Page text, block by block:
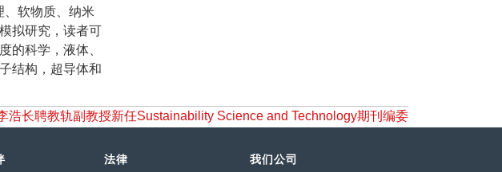
、软物质、纳米
拟研究，读者可
的科学，液体、
结构，超导体和
浩长聘教轨副教授新任Sustainability Science and Technology期刊编委
法律 我们公司